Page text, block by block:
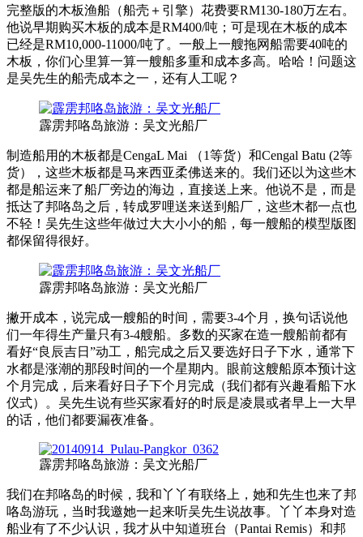
完整版的木板渔船（船壳＋引擎）花费要RM130-180万左右。
他说早期购买木板的成本是RM400/吨；可是现在木板的成本
已经是RM10,000-11000/吨了。一般上一艘拖网船需要40吨的
木板，你们心里算一算一艘船多重和成本多高。哈哈！问题这
是吴先生的船壳成本之一，还有人工呢？
霹雳邦咯岛旅游：吴文光船厂
制造船用的木板都是CengaL Mai （1等货）和Cengal Batu (2等
货），这些木板都是马来西亚柔佛送来的。我们还以为这些木
都是船运来了船厂旁边的海边，直接送上来。他说不是，而是
抵达了邦咯岛之后，转成罗哩送来送到船厂，这些木都一点也
不轻！吴先生这些年做过大大小小的船，每一艘船的模型版图
都保留得很好。
霹雳邦咯岛旅游：吴文光船厂
撇开成本，说完成一艘船的时间，需要3-4个月，换句话说他
们一年得生产量只有3-4艘船。多数的买家在造一艘船前都有
看好“良辰吉日”动工，船完成之后又要选好日子下水，通常下
水都是涨潮的那段时间的一个星期内。眼前这艘船原本预计这
个月完成，后来看好日子下个月完成（我们都有兴趣看船下水
仪式）。吴先生说有些买家看好的时辰是凌晨或者早上一大早
的话，他们都要漏夜准备。
霹雳邦咯岛旅游：吴文光船厂
我们在邦咯岛的时候，我和丫丫有联络上，她和先生也来了邦
咯岛游玩，当时我邀她一起来听吴先生说故事。丫丫本身对造
船业有了不少认识，我才从中知道班台（Pantai Remis）和邦